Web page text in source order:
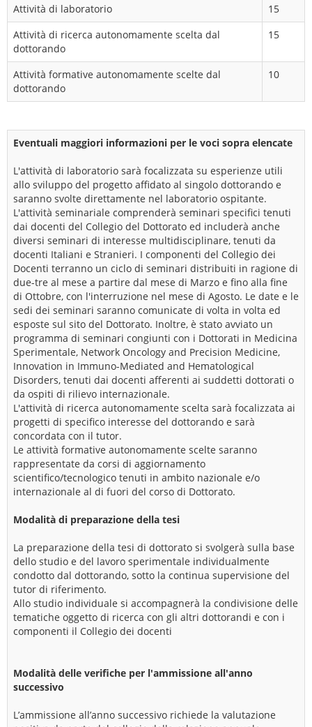
Attività di laboratorio
15
Attività di ricerca autonomamente scelta dal
dottorando
15
Attività formative autonomamente scelte dal
dottorando
10
Eventuali maggiori informazioni per le voci sopra elencate
L'attività di laboratorio sarà focalizzata su esperienze utili
allo sviluppo del progetto affidato al singolo dottorando e
saranno svolte direttamente nel laboratorio ospitante.
L'attività seminariale comprenderà seminari specifici tenuti
dai docenti del Collegio del Dottorato ed includerà anche
diversi seminari di interesse multidisciplinare, tenuti da
docenti Italiani e Stranieri. I componenti del Collegio dei
Docenti terranno un ciclo di seminari distribuiti in ragione di
due-tre al mese a partire dal mese di Marzo e fino alla fine
di Ottobre, con l'interruzione nel mese di Agosto. Le date e le
sedi dei seminari saranno comunicate di volta in volta ed
esposte sul sito del Dottorato. Inoltre, è stato avviato un
programma di seminari congiunti con i Dottorati in Medicina
Sperimentale, Network Oncology and Precision Medicine,
Innovation in Immuno-Mediated and Hematological
Disorders, tenuti dai docenti afferenti ai suddetti dottorati o
da ospiti di rilievo internazionale.
L'attività di ricerca autonomamente scelta sarà focalizzata ai
progetti di specifico interesse del dottorando e sarà
concordata con il tutor.
Le attività formative autonomamente scelte saranno
rappresentate da corsi di aggiornamento
scientifico/tecnologico tenuti in ambito nazionale e/o
internazionale al di fuori del corso di Dottorato.
Modalità di preparazione della tesi
La preparazione della tesi di dottorato si svolgerà sulla base
dello studio e del lavoro sperimentale individualmente
condotto dal dottorando, sotto la continua supervisione del
tutor di riferimento.
Allo studio individuale si accompagnerà la condivisione delle
tematiche oggetto di ricerca con gli altri dottorandi e con i
componenti il Collegio dei docenti
Modalità delle verifiche per l'ammissione all'anno
successivo
L’ammissione all’anno successivo richiede la valutazione